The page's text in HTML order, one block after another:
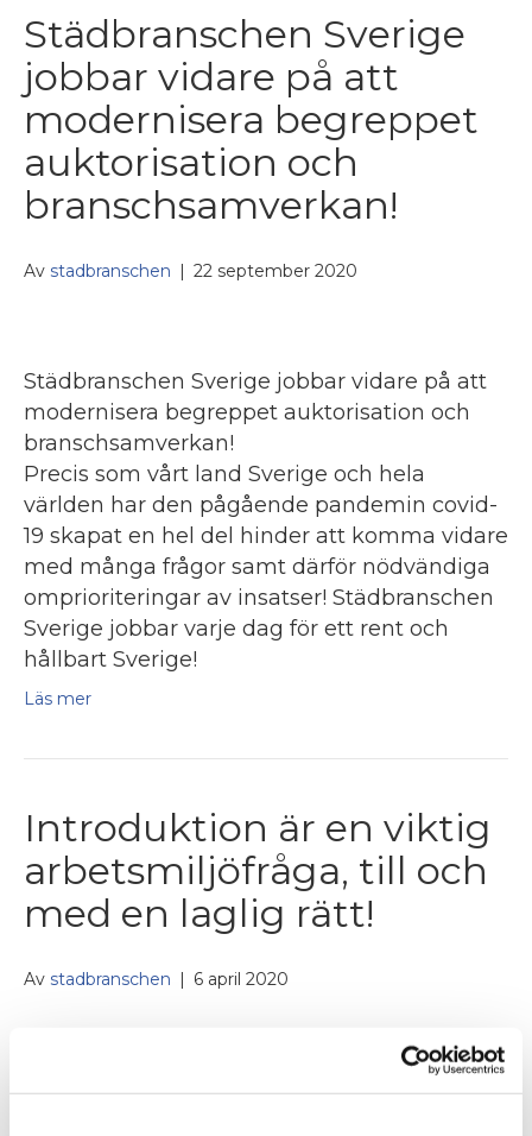
Städbranschen Sverige
jobbar vidare på att
modernisera begreppet
auktorisation och
branschsamverkan!
Av stadbranschen 22 september 2020
​Städbranschen Sverige jobbar vidare på att
modernisera begreppet auktorisation och
branschsamverkan!
Precis som vårt land Sverige och hela
världen har den pågående pandemin covid-
19 skapat en hel del hinder att komma vidare
med många frågor samt därför nödvändiga
omprioriteringar av insatser! Städbranschen
Sverige jobbar varje dag för ett rent och
hållbart Sverige!
Läs mer
Introduktion är en viktig
arbetsmiljöfråga, till och
med en laglig rätt!
Av stadbranschen 6 april 2020
Första dagen och tiden på det nya jobbet